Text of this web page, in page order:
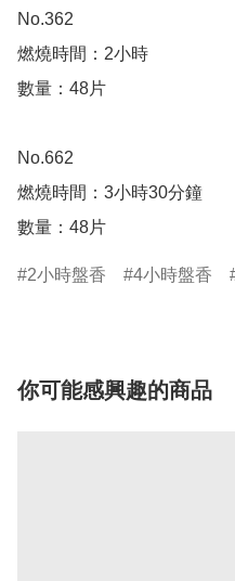
No.362
燃燒時間：2小時
數量：48片
No.662
燃燒時間：3小時30分鐘
數量：48片
2小時盤香 4小時盤香
你可能感興趣的商品